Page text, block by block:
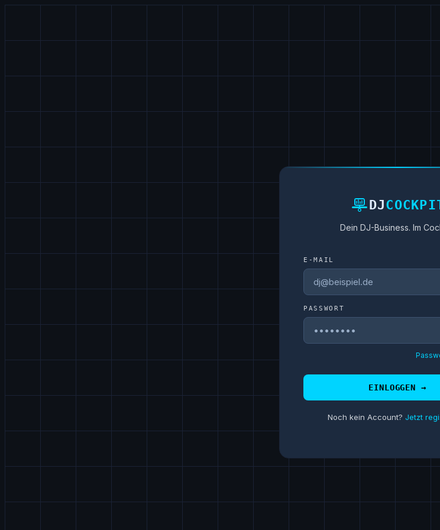
DJ
Dein DJ-Business. Im
E-MAIL
PASSWORT
EINLOGGEN →
Noch kein Account? Jetzt